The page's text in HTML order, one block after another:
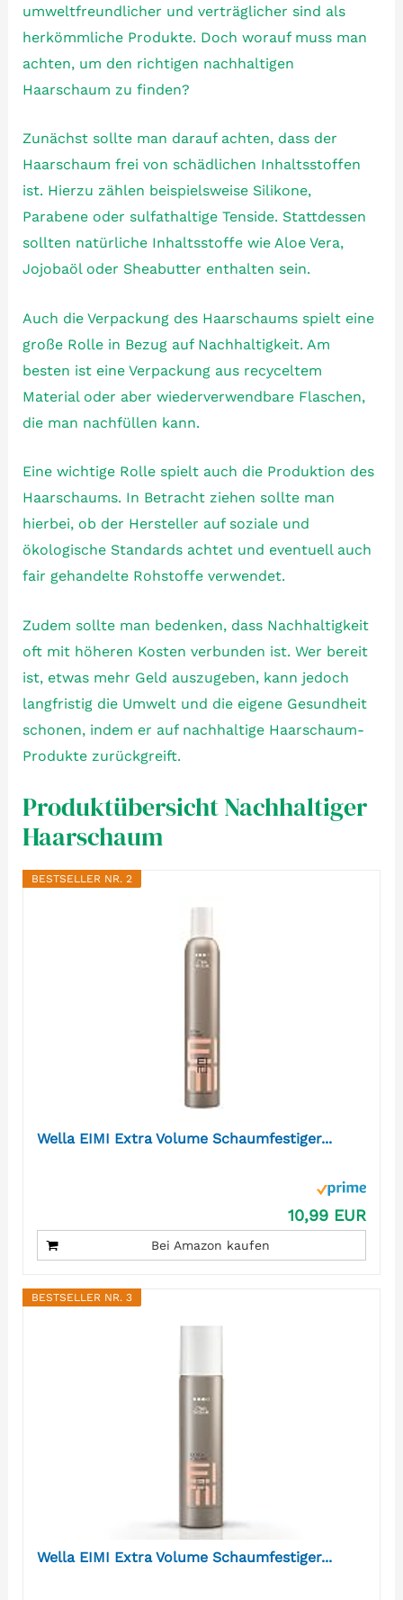
umweltfreundlicher und verträglicher sind als
herkömmliche Produkte. Doch worauf muss man
achten, um den richtigen nachhaltigen
Haarschaum zu finden?
Zunächst sollte man darauf achten, dass der
Haarschaum frei von schädlichen Inhaltsstoffen
ist. Hierzu zählen beispielsweise Silikone,
Parabene oder sulfathaltige Tenside. Stattdessen
sollten natürliche Inhaltsstoffe wie Aloe Vera,
Jojobaöl oder Sheabutter enthalten sein.
Auch die Verpackung des Haarschaums spielt eine
große Rolle in Bezug auf Nachhaltigkeit. Am
besten ist eine Verpackung aus recyceltem
Material oder aber wiederverwendbare Flaschen,
die man nachfüllen kann.
Eine wichtige Rolle spielt auch die Produktion des
Haarschaums. In Betracht ziehen sollte man
hierbei, ob der Hersteller auf soziale und
ökologische Standards achtet und eventuell auch
fair gehandelte Rohstoffe verwendet.
Zudem sollte man bedenken, dass Nachhaltigkeit
oft mit höheren Kosten verbunden ist. Wer bereit
ist, etwas mehr Geld auszugeben, kann jedoch
langfristig die Umwelt und die eigene Gesundheit
schonen, indem er auf nachhaltige Haarschaum-
Produkte zurückgreift.
Produktübersicht Nachhaltiger
Haarschaum
BESTSELLER NR. 2
Wella EIMI Extra Volume Schaumfestiger...
10,99 EUR
Bei Amazon kaufen
BESTSELLER NR. 3
Wella EIMI Extra Volume Schaumfestiger...